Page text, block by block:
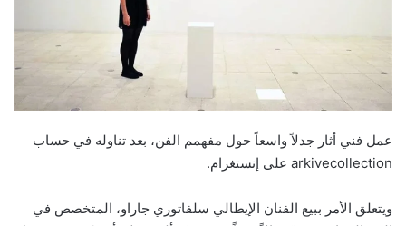
عمل فني أثار جدلاً واسعاً حول مفهمم الفن، بعد تناوله في حساب
arkivecollection على إنستغرام.
ويتعلق الأمر ببيع الفنان الإيطالي سلفاتوري جاراو، المتخصص في